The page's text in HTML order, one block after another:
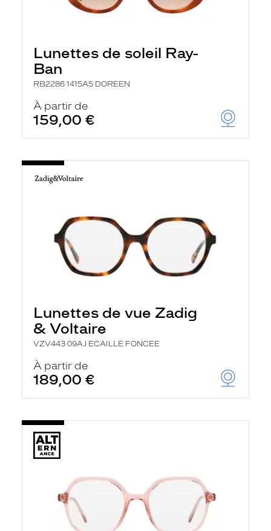
Lunettes de soleil Ray-
Ban
RB2286 1415A5 DOREEN
À partir de
159,00 €
Lunettes de vue Zadig
& Voltaire
VZV443 09AJ ECAILLE FONCEE
À partir de
189,00 €